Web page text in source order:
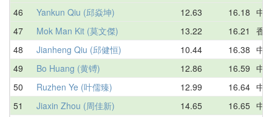
46
Yankun Qiu (邱焱坤) 12.63 16.18 中
47
Mok Man Kit (莫文傑) 13.22 16.21
香
48
Jianheng Qiu (邱健恒) 10.44 16.38 中
49
Bo Huang (黄镈) 12.86 16.59 中
50
Ruzhen Ye (叶儒臻) 12.99 16.64 中
51
Jiaxin Zhou (周佳新) 14.65 16.65 中